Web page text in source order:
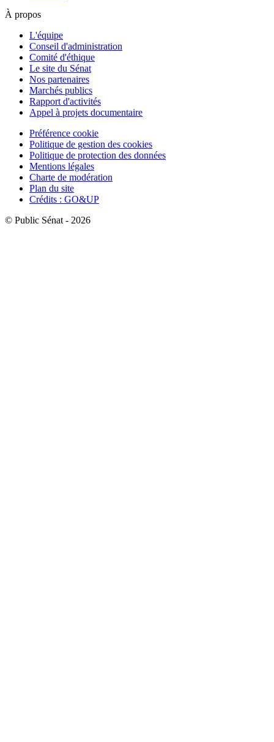
À propos
L'équipe
Conseil d'administration
Comité d'éthique
Le site du Sénat
Nos partenaires
Marchés publics
Rapport d'activités
Appel à projets documentaire
Préférence cookie
Politique de gestion des cookies
Politique de protection des données
Mentions légales
Charte de modération
Plan du site
Crédits : GO&UP
© Public Sénat - 2026